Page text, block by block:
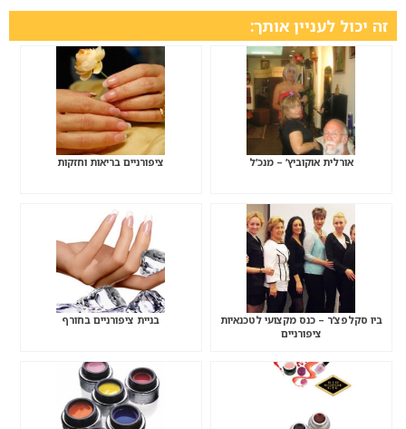
זה יכול לעניין אותך:
אורלית אוקוביץ’ – מנכ’ל ציפורניים בריאות וחזקות
ביו סקלפצ’ר – כנס מקצועי לטכנאיות
ציפורניים
בניית ציפורניים בחורף